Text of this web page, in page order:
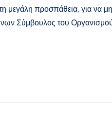
μεγάλη προσπάθεια, για να
Σύμβουλος του